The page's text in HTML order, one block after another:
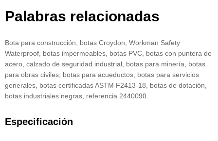
Palabras relacionadas
Bota para construcción, botas Croydon, Workman Safety
Waterproof, botas impermeables, botas PVC, botas con puntera de
acero, calzado de seguridad industrial, botas para minería, botas
para obras civiles, botas para acueductos, botas para servicios
generales, botas certificadas ASTM F2413-18, botas de dotación,
botas industriales negras, referencia 2440090.
Especificación